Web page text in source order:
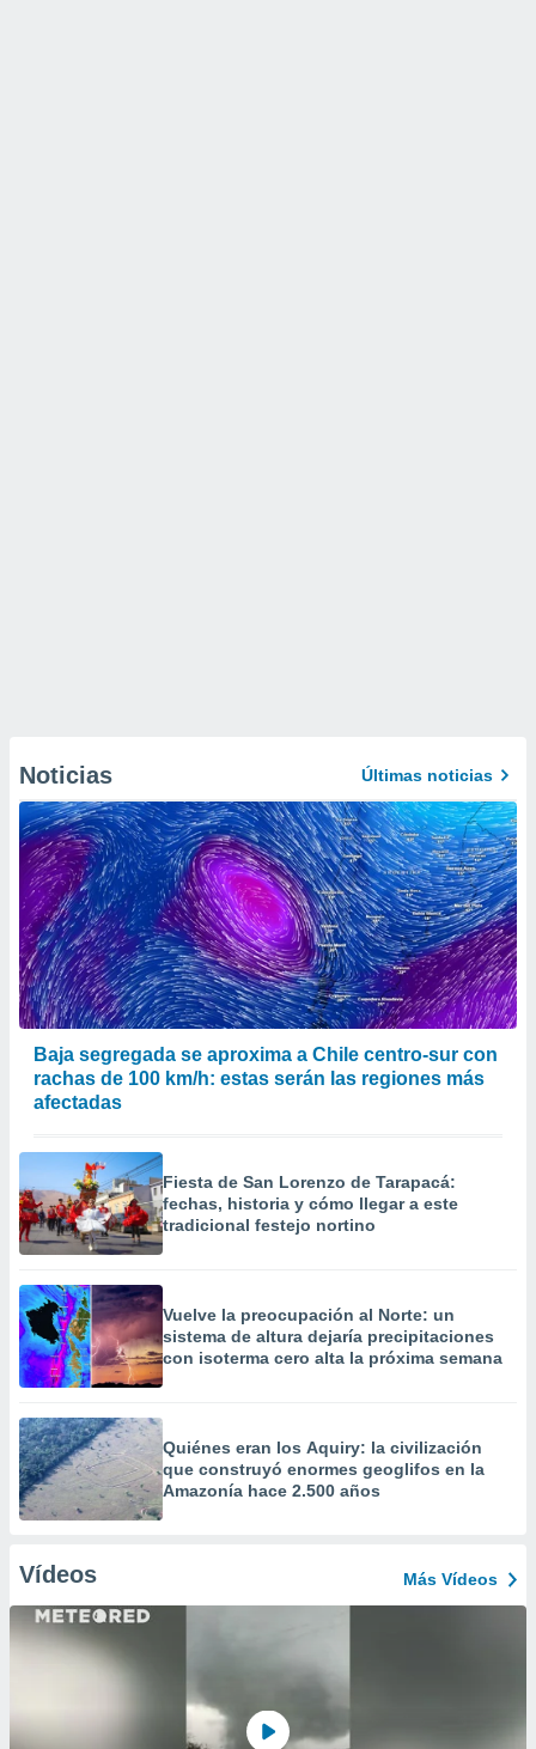
Noticias Últimas noticias
Baja segregada se aproxima a Chile centro-sur con
rachas de 100 km/h: estas serán las regiones más
afectadas
Fiesta de San Lorenzo de Tarapacá:
fechas, historia y cómo llegar a este
tradicional festejo nortino
Vuelve la preocupación al Norte: un
sistema de altura dejaría precipitaciones
con isoterma cero alta la próxima semana
Quiénes eran los Aquiry: la civilización
que construyó enormes geoglifos en la
Amazonía hace 2.500 años
Vídeos Más Vídeos